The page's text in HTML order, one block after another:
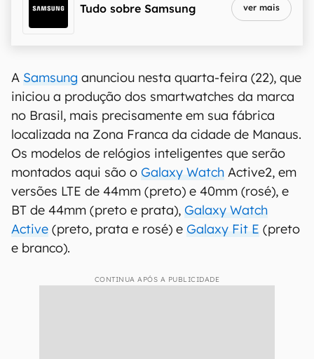
Tudo sobre Samsung ver mais
A Samsung anunciou nesta quarta-feira (22), que
iniciou a produção dos smartwatches da marca
no Brasil, mais precisamente em sua fábrica
localizada na Zona Franca da cidade de Manaus.
Os modelos de relógios inteligentes que serão
montados aqui são o Galaxy Watch Active2, em
versões LTE de 44mm (preto) e 40mm (rosé), e
BT de 44mm (preto e prata), Galaxy Watch
Active (preto, prata e rosé) e Galaxy Fit E (preto
e branco).
CONTINUA APÓS A PUBLICIDADE